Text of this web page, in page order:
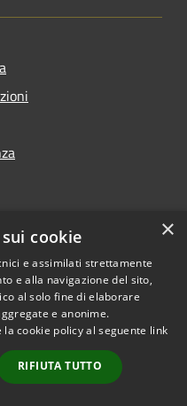
×
cookie
e assimilati strettamente
e alla navigazione del sito,
al solo fine di elaborare
e anonime.
cookie policy al seguente link
RIFIUTA TUTTO